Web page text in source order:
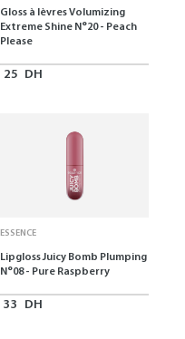
Gloss à lèvres Volumizing
Extreme Shine N°20 - Peach
Please
25 DH
ESSENCE
Lipgloss Juicy Bomb Plumping
N°08 - Pure Raspberry
33 DH